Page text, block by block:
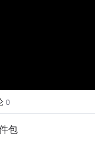
0
包